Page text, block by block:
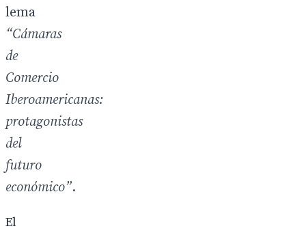
lema
“Cámaras
de
Comercio
Iberoamericanas:
protagonistas
del
futuro
económico”.
El